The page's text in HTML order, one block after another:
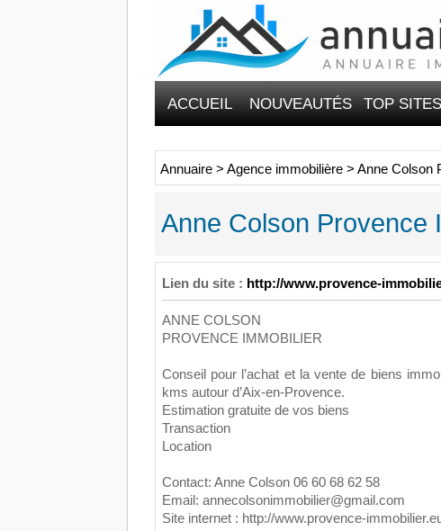
ACCUEIL NOUVEAUTÉS TOP SITES
Annuaire > Agence immobilière > Anne Colson
Anne Colson Provence
Lien du site : http://www.provence-
ANNE COLSON
PROVENCE IMMOBILIER
Conseil pour l’achat et la vente de biens
kms autour d’Aix-en-Provence.
Estimation gratuite de vos biens
Transaction
Location
Contact: Anne Colson 06 60 68 62 58
Email: annecolsonimmobilier@gmail.com
Site internet : http://www.provence-